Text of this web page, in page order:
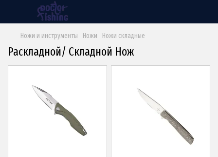
Ножи и инструменты Ножи Ножи складные
Раскладной/ Складной Нож